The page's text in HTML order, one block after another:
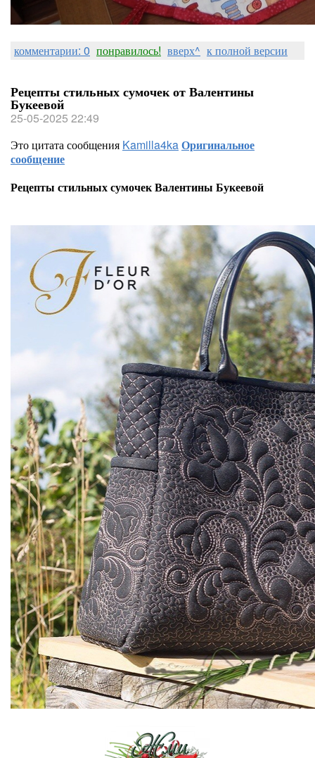
комментарии: 0 понравилось! вверх^ к полной версии
Рецепты стильных сумочек от Валентины
Букеевой
25-05-2025 22:49
Это цитата сообщения Kamilla4kaОригинальное
сообщение
Рецепты стильных сумочек Валентины Букеевой